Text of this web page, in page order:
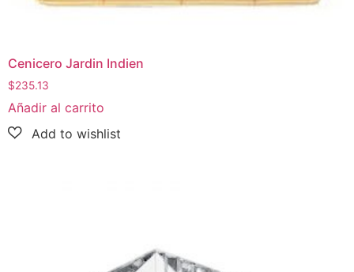
Cenicero Jardin Indien
$235.13
Añadir al carrito